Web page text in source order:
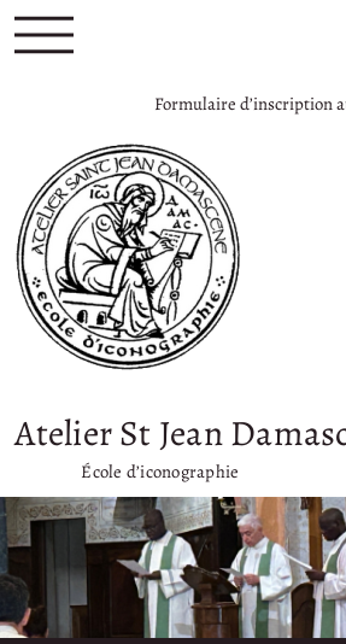
Formulaire d’inscription
Atelier St Jean
École d’iconographie